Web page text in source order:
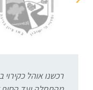
רכשנו אוהל